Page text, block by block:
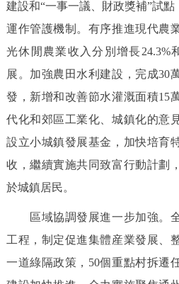
建設和“一事一議、財政獎補”試
運作管護機制。有序推進現代農
光休閒農業收入分別增長24.3%
展。加強農田水利建設，完成30
發，新增和改善節水灌溉面積15
代化和郊區工業化、城鎮化的意
設立小城鎮發展基金，加快培育
收，繼續實施共同致富行動計劃
於城鎮居民。
區域協調發展進一步加強。
工程，制定促進集體産業發展、
一道綠隔政策，50個重點村拆遷